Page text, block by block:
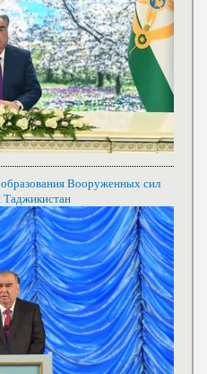
Вооруженных сил
Таджикистан